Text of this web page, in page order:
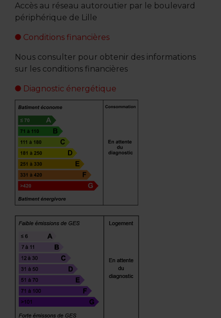
Accès au réseau autoroutier par le boulevard
périphérique de Lille
Conditions financières
Nous consulter pour obtenir des informations
sur les conditions financières
Diagnostic énergétique